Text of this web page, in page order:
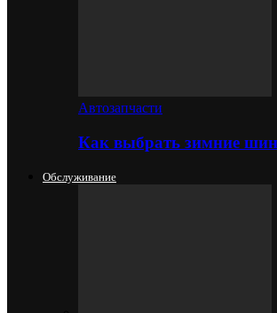
Автозапчасти
Как выбрать зимние
Обслуживание